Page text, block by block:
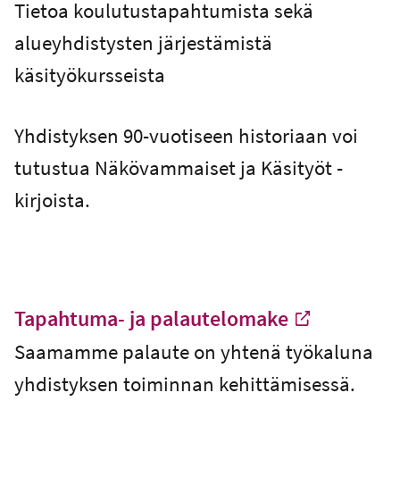
Tietoa koulutustapahtumista sekä
alueyhdistysten järjestämistä
käsityökursseista
Yhdistyksen 90-vuotiseen historiaan voi
tutustua Näkövammaiset ja Käsityöt -
kirjoista.
Tapahtuma- ja palautelomake
-Extern länk
Saamamme palaute on yhtenä työkaluna
yhdistyksen toiminnan kehittämisessä.